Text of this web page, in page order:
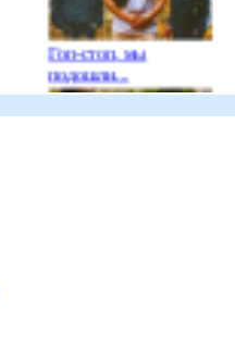
Гоп-стоп, мы
подошли...